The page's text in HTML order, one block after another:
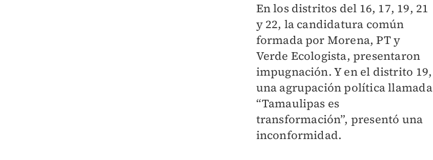
En los distritos del 16, 17, 19, 21
y 22, la candidatura común
formada por Morena, PT y
Verde Ecologista, presentaron
impugnación. Y en el distrito 19,
una agrupación política llamada
“Tamaulipas es
transformación”, presentó una
inconformidad.